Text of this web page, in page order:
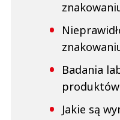
Badania
Jakie są